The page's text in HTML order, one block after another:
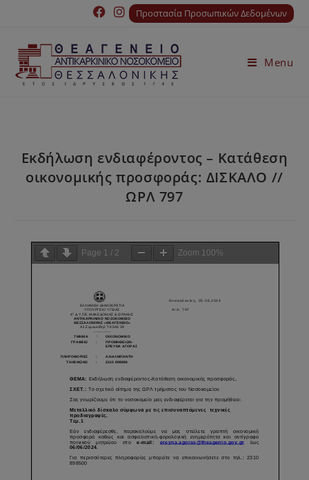
Προστασία Προσωπικών Δεδομένων
Menu
Εκδήλωση ενδιαφέροντος – Κατάθεση
οικονομικής προσφοράς: ΔΙΣΚΑΛΟ //
ΩΡΛ 797
Page 1 / 2 Zoom 100%